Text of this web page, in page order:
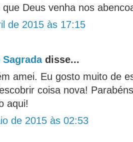
Deus venha nos
de 2015 às 17:15
disse...
amei. Eu gosto muito de
coisa nova!
aqui!
de 2015 às 02:53